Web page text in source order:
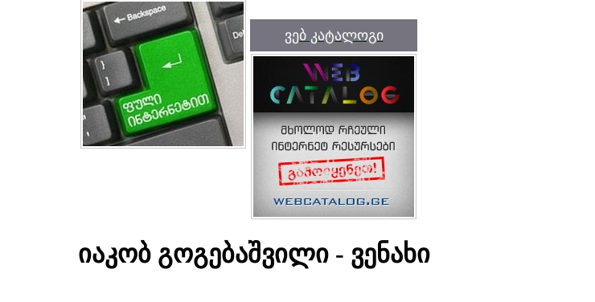
ვებ კატალოგი
იაკობ გოგებაშვილი - ვენახი